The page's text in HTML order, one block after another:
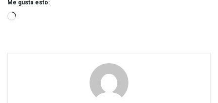
Me gusta esto: